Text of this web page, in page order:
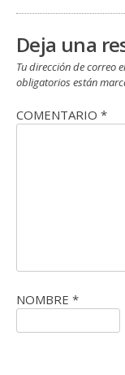
entradas
Deja una
Tu dirección de correo
obligatorios están
COMENTARIO *
NOMBRE *